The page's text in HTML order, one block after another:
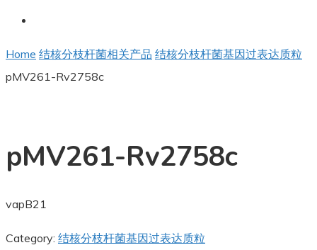
Home 结核分枝杆菌相关产品 结核分枝杆菌基因过表达质粒
pMV261-Rv2758c
pMV261-Rv2758c
vapB21
Category: 结核分枝杆菌基因过表达质粒